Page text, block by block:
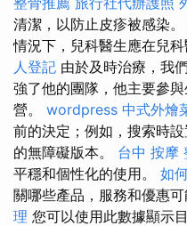
清潔，以防止皮疹被感染。
情況下，兒科醫生應在兒
人登記 由於及時治療，我
強了他的團隊，他主要參
營。 wordpress 中式外燴
前的決定；例如，搜索時
的無障礙版本。 台中 按摩
平穩和個性化的使用。 如
關哪些產品，服務和優惠
理 您可以使用此數據顯示